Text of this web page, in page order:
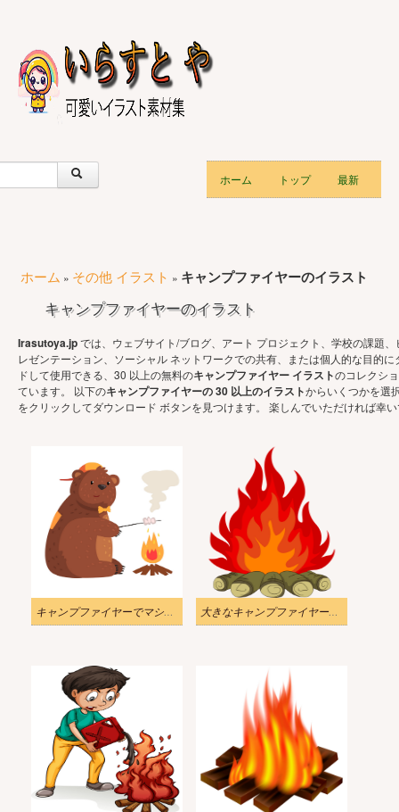
ホーム トップ 最新
ホーム » その他 イラスト » キャンプファイヤーのイラスト
キャンプファイヤーのイラスト
Irasutoya.jpでは、ウェブサイト/ブログ、アート プロジェクト、学校の課題、
レゼンテーション、ソーシャル ネットワークでの共有、または個人的な目的に
ドして使用できる、30 以上の無料のキャンプファイヤー イラストのコレクシ
ています。 以下のキャンプファイヤーの 30 以上のイラストからいくつかを選
をクリックしてダウンロード ボタンを見つけます。 楽しんでいただければ幸
キャンプファイヤーでマシュマロを焼くクマのイラスト 大きなキャンプファイヤーのイラスト透明